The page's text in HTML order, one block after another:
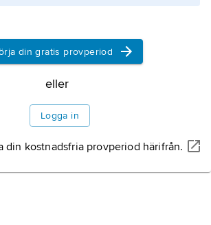
din gratis provperiod
eller
Logga in
din kostnadsfria provperiod härifrån.